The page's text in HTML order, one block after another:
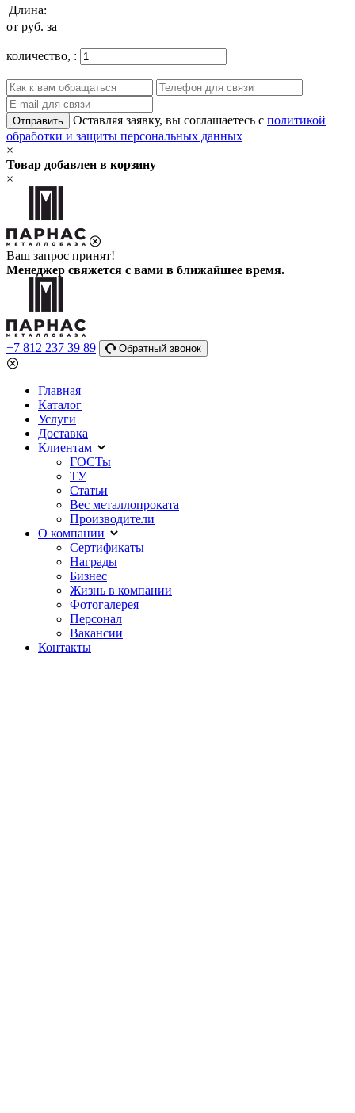
Длина:
от руб. за
количество, :
Отправить Оставляя заявку, вы соглашаетесь с политикой
обработки и защиты персональных данных
×
Товар добавлен в корзину
×
Ваш запрос принят!
Менеджер свяжется с вами в ближайшее время.
+7 812 237 39 89 Обратный звонок
Главная
Каталог
Услуги
Доставка
Клиентам
ГОСТы
ТУ
Статьи
Вес металлопроката
Производители
О компании
Сертификаты
Награды
Бизнес
Жизнь в компании
Фотогалерея
Персонал
Вакансии
Контакты